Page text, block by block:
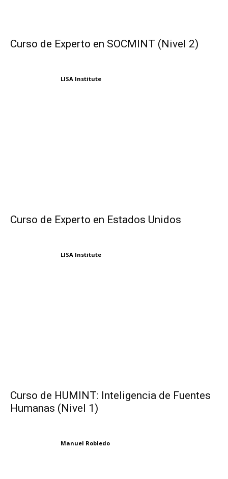
Curso de Experto en SOCMINT (Nivel 2)
LISA Institute
Curso de Experto en Estados Unidos
LISA Institute
Curso de HUMINT: Inteligencia de Fuentes
Humanas (Nivel 1)
Manuel Robledo